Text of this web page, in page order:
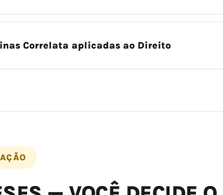
Correlata aplicadas ao Direito